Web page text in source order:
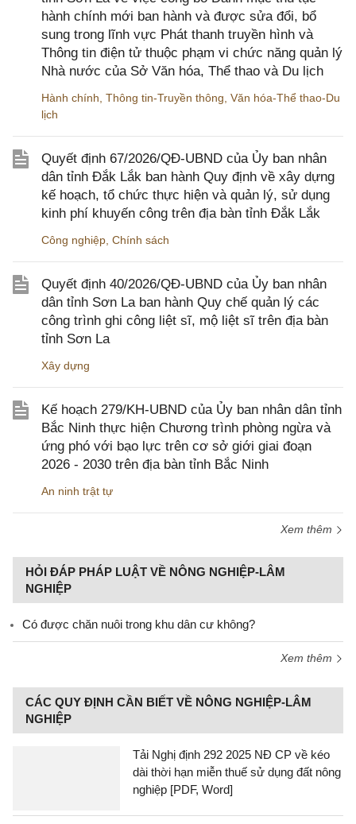
hành chính mới ban hành và được sửa đổi, bổ
sung trong lĩnh vực Phát thanh truyền hình và
Thông tin điện tử thuộc phạm vi chức năng quản lý
Nhà nước của Sở Văn hóa, Thể thao và Du lịch
Hành chính Thông tin-Truyền thông Văn hóa-Thể thao-Du
lịch
Quyết định 67/2026/QĐ-UBND của Ủy ban nhân
dân tỉnh Đắk Lắk ban hành Quy định về xây dựng
kế hoạch, tổ chức thực hiện và quản lý, sử dụng
kinh phí khuyến công trên địa bàn tỉnh Đắk Lắk
Công nghiệp Chính sách
Quyết định 40/2026/QĐ-UBND của Ủy ban nhân
dân tỉnh Sơn La ban hành Quy chế quản lý các
công trình ghi công liệt sĩ, mộ liệt sĩ trên địa bàn
tỉnh Sơn La
Xây dựng
Kế hoạch 279/KH-UBND của Ủy ban nhân dân tỉnh
Bắc Ninh thực hiện Chương trình phòng ngừa và
ứng phó với bạo lực trên cơ sở giới giai đoạn
2026 - 2030 trên địa bàn tỉnh Bắc Ninh
An ninh trật tự
Xem thêm
HỎI ĐÁP PHÁP LUẬT VỀ NÔNG NGHIỆP-LÂM
NGHIỆP
Có được chăn nuôi trong khu dân cư không?
Xem thêm
CÁC QUY ĐỊNH CẦN BIẾT VỀ NÔNG NGHIỆP-LÂM
NGHIỆP
Tải Nghị định 292 2025 NĐ CP về kéo
dài thời hạn miễn thuế sử dụng đất nông
nghiệp [PDF, Word]